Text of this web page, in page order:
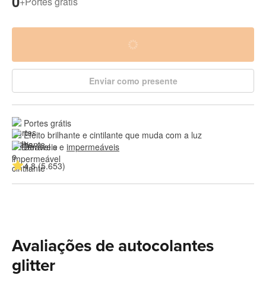
Enviar como presente
Portes grátis
Efeito brilhante e cintilante que muda com a luz
Duráveis e impermeáveis
4.8 (5.653)
Avaliações de autocolantes
glitter